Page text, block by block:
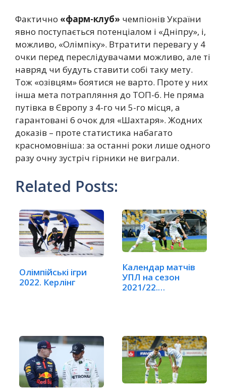
Фактично «фарм-клуб» чемпіонів України
явно поступається потенціалом і «Дніпру», і,
можливо, «Олімпіку». Втратити перевагу у 4
очки перед переслідувачами можливо, але ті
навряд чи будуть ставити собі таку мету.
Тож «озівцям» боятися не варто. Проте у них
інша мета потрапляння до ТОП-6. Не пряма
путівка в Європу з 4-го чи 5-го місця, а
гарантовані 6 очок для «Шахтаря». Жодних
доказів – проте статистика набагато
красномовніша: за останні роки лише одного
разу очну зустріч гірники не виграли.
Related Posts:
Олімпійські ігри
2022. Керлінг
Календар матчів
УПЛ на сезон
2021/22.